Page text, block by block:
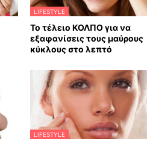
LIFESTYLE
Το τέλειο ΚΟΛΠΟ για να
εξαφανίσεις τους μαύρους
κύκλους στο λεπτό
LIFESTYLE